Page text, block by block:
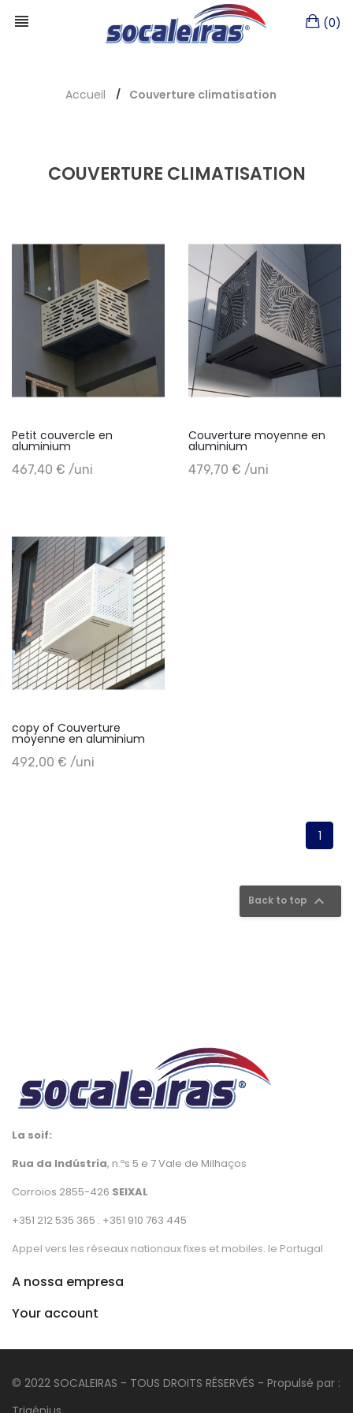
(0)
Accueil Couverture climatisation
COUVERTURE CLIMATISATION
Petit couvercle en
aluminium
467,40 € /uni
+ Add to cart
Couverture moyenne en
aluminium
479,70 € /uni
+ Add to cart
copy of Couverture
moyenne en aluminium
492,00 € /uni
+ Add to cart
1
Back to top 
La soif:
Rua da Indústria, n.ºs 5 e 7 Vale de Milhaços
Corroios 2855-426 SEIXAL
+351 212 535 365 . +351 910 763 445
Appel vers les réseaux nationaux fixes et mobiles. le Portugal
A nossa empresa
Your account
© 2022 SOCALEIRAS - TOUS DROITS RÉSERVÉS - Propulsé par :